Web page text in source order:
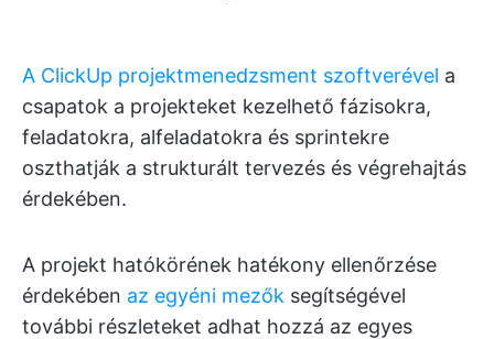
A ClickUp projektmenedzsment szoftverével a
csapatok a projekteket kezelhető fázisokra,
feladatokra, alfeladatokra és sprintekre
oszthatják a strukturált tervezés és végrehajtás
érdekében.
A projekt hatókörének hatékony ellenőrzése
érdekében az egyéni mezők segítségével
további részleteket adhat hozzá az egyes